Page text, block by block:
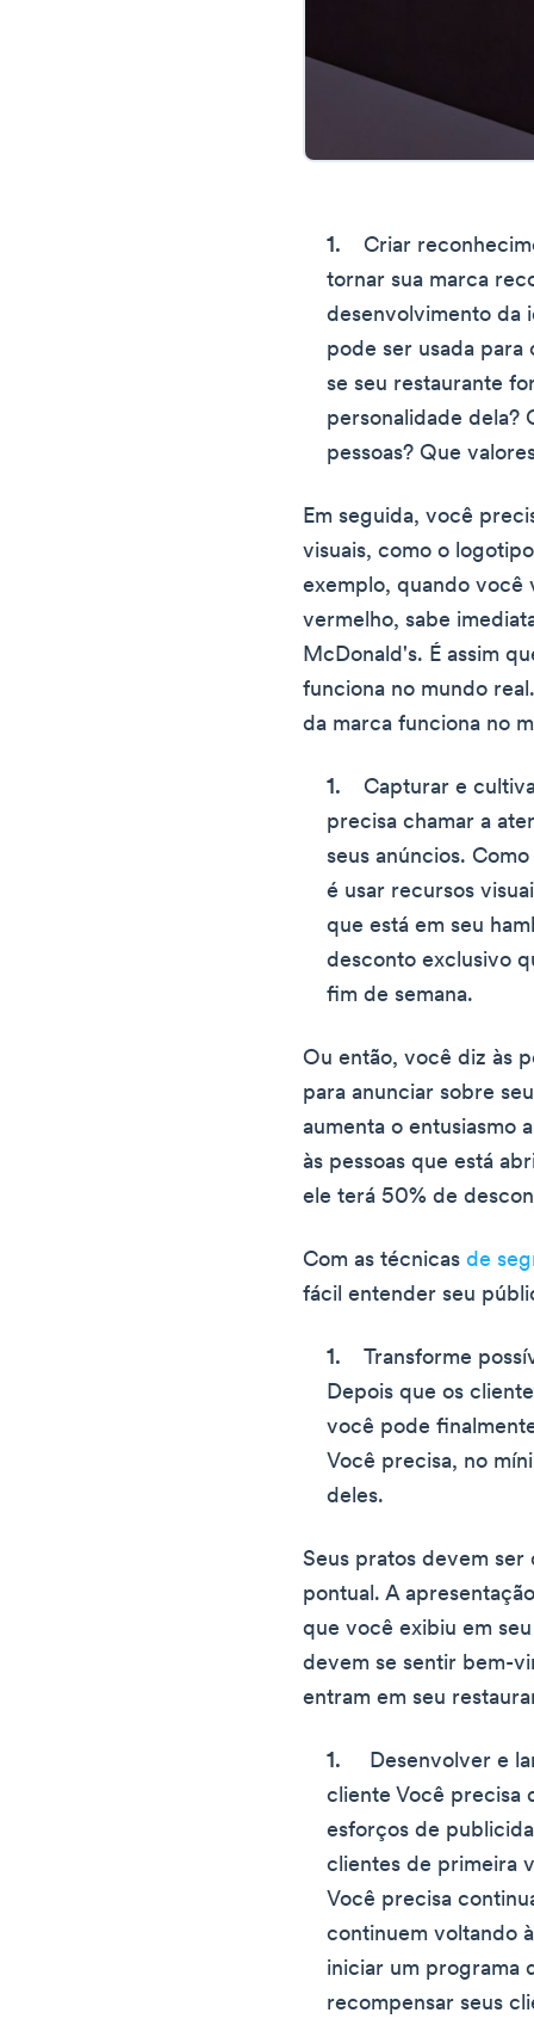
Criar
tornar sua marca
desenvolvimento da
pode ser usada para
se seu restaurante
personalidade dela?
pessoas? Que
Em seguida, você
visuais, como o
exemplo, quando você
vermelho, sabe
McDonald's. É assim
funciona no mundo
da marca funciona no
Capturar e
precisa chamar a
seus anúncios.
é usar recursos
que está em seu
desconto exclusivo
fim de semana.
Ou então, você diz às
para anunciar sobre
aumenta o entusiasmo
às pessoas que está
ele terá 50% de
Com as técnicasde
fácil entender seu
Transforme
Depois que os
você pode
Você precisa, no
deles.
Seus pratos devem
pontual. A
que você exibiu em
devem se sentir bem-
entram em seu
Desenvolver e
cliente Você precisa
esforços de
clientes de primeira
Você precisa
continuem voltando
iniciar um programa
recompensar seus